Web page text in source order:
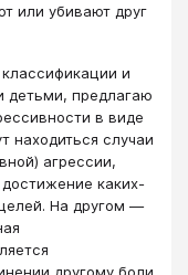
или убивают друг
и
детьми, предлагаю
в виде
находиться случаи
агрессии,
каких-
На другом —